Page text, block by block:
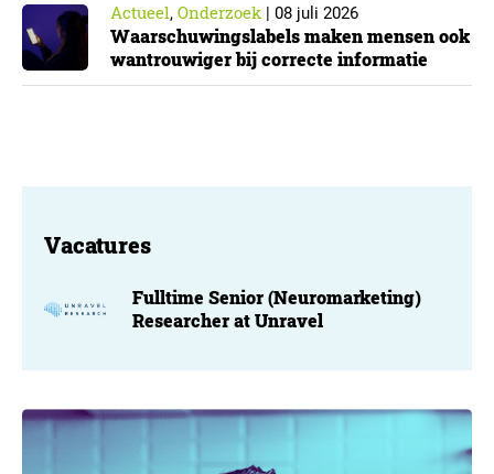
Actueel, Onderzoek| 08 juli 2026
Waarschuwingslabels maken mensen ook
wantrouwiger bij correcte informatie
Vacatures
Fulltime Senior (Neuromarketing)
Researcher at Unravel